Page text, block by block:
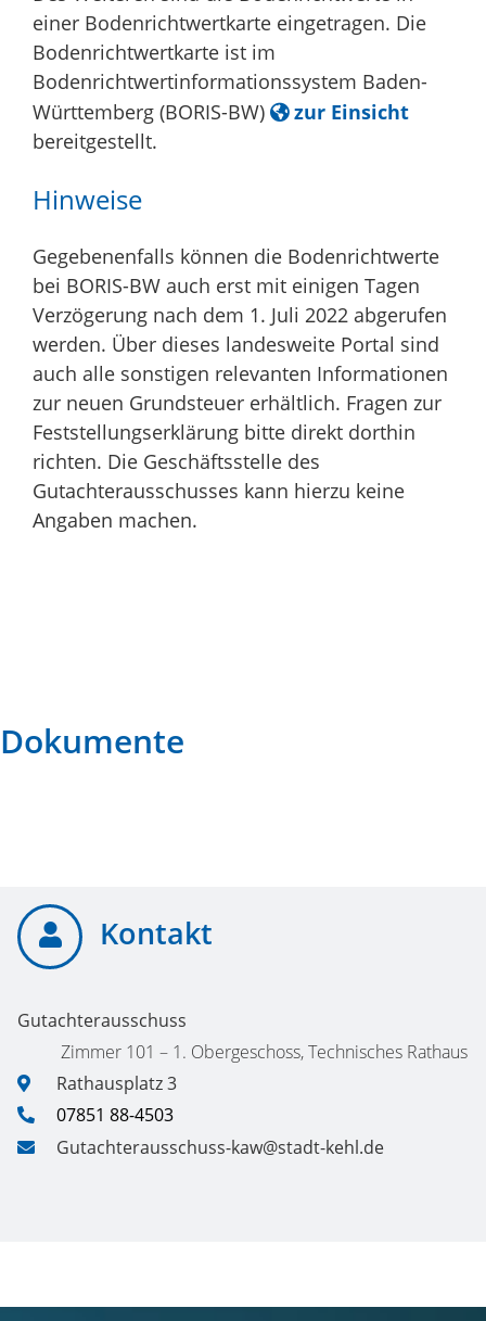
einer Bodenrichtwertkarte eingetragen. Die
Bodenrichtwertkarte ist im
Bodenrichtwertinformationssystem Baden-
Württemberg (BORIS-BW)
zur Einsicht
bereitgestellt.
Hinweise
Gegebenenfalls können die Bodenrichtwerte
bei BORIS-BW auch erst mit einigen Tagen
Verzögerung nach dem 1. Juli 2022 abgerufen
werden. Über dieses landesweite Portal sind
auch alle sonstigen relevanten Informationen
zur neuen Grundsteuer erhältlich. Fragen zur
Feststellungserklärung bitte direkt dorthin
richten. Die Geschäftsstelle des
Gutachterausschusses kann hierzu keine
Angaben machen.
Dokumente
Kontakt
Gutachterausschuss
Zimmer 101 – 1. Obergeschoss, Technisches Rathaus
Rathausplatz 3
Gutachterausschuss-kaw@stadt-kehl.de
07851 88-4503